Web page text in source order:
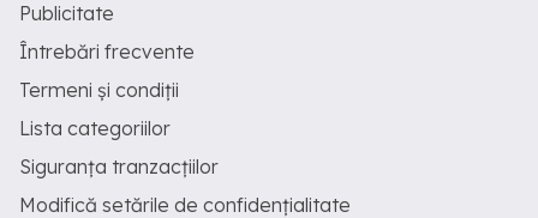
Publicitate
Întrebări frecvente
Termeni și condiții
Lista categoriilor
Siguranța tranzacțiilor
Modifică setările de confidențialitate